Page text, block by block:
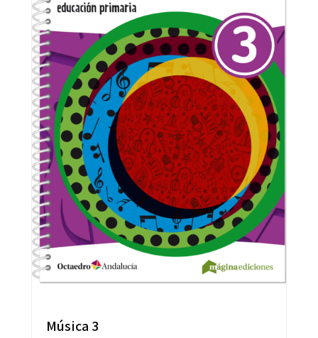
Música 3